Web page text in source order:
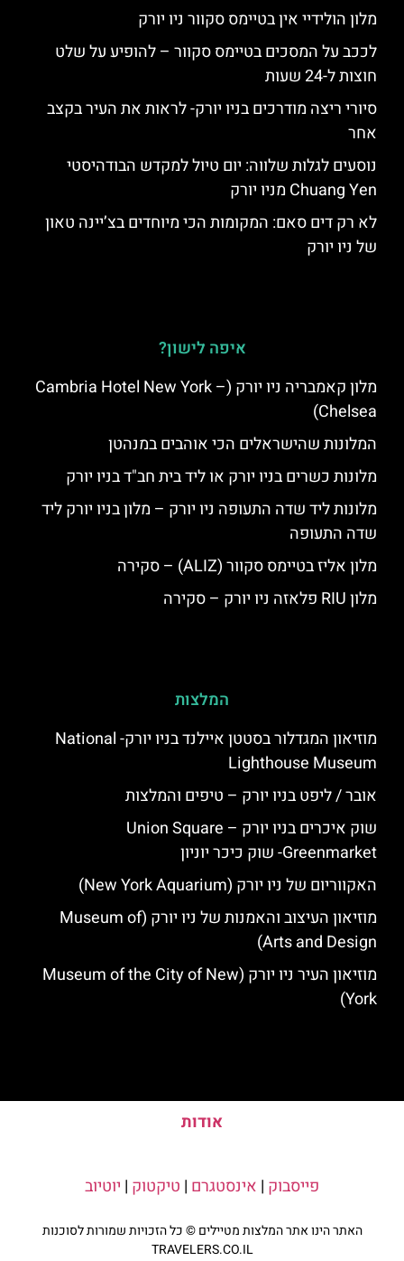
מלון הולידיי אין בטיימס סקוור ניו יורק
לככב על המסכים בטיימס סקוור – להופיע על שלט
חוצות ל-24 שעות
סיורי ריצה מודרכים בניו יורק- לראות את העיר בקצב
אחר
נוסעים לגלות שלווה: יום טיול למקדש הבודהיסטי
Chuang Yen מניו יורק
לא רק דים סאם: המקומות הכי מיוחדים בצ’יינה טאון
של ניו יורק
איפה לישון?
מלון קאמבריה ניו יורק (Cambria Hotel New York –
Chelsea)
המלונות שהישראלים הכי אוהבים במנהטן
מלונות כשרים בניו יורק או ליד בית חב"ד בניו יורק
מלונות ליד שדה התעופה ניו יורק – מלון בניו יורק ליד
שדה התעופה
מלון אליז בטיימס סקוור (ALIZ) – סקירה
מלון RIU פלאזה ניו יורק – סקירה
המלצות
מוזיאון המגדלור בסטטן איילנד בניו יורק- National
Lighthouse Museum
אובר / ליפט בניו יורק – טיפים והמלצות
שוק איכרים בניו יורק – Union Square
Greenmarket- שוק כיכר יוניון
האקווריום של ניו יורק (New York Aquarium)
מוזיאון העיצוב והאמנות של ניו יורק (Museum of
Arts and Design)
מוזיאון העיר ניו יורק (Museum of the City of New
York)
אודות
פייסבוק | אינסטגרם | טיקטוק | יוטיוב
האתר הינו אתר המלצות מטיילים © כל הזכויות שמורות לסוכנות
TRAVELERS.CO.IL